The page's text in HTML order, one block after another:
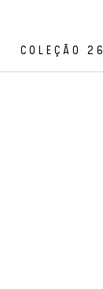
COLEÇÃO 26